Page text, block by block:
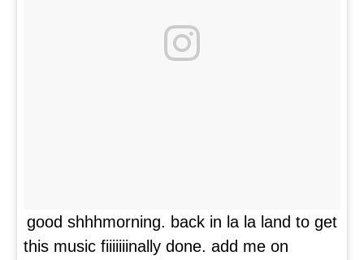
good shhhmorning. back in la la land to get
this music fiiiiiiinally done. add me on